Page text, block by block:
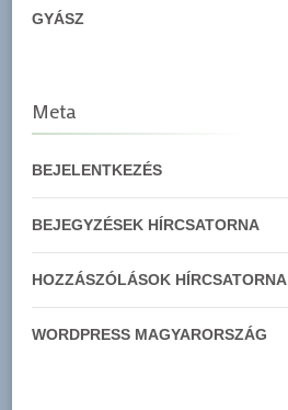
GYÁSZ
Meta
BEJELENTKEZÉS
BEJEGYZÉSEK HÍRCSATORNA
HOZZÁSZÓLÁSOK HÍRCSATORNA
WORDPRESS MAGYARORSZÁG